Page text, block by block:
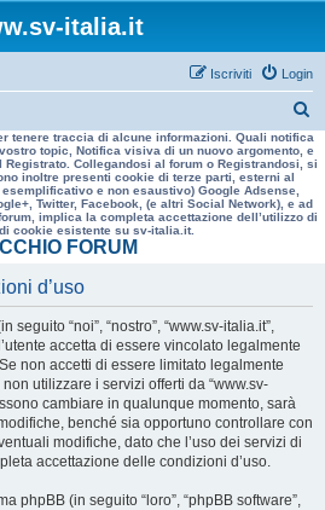
italia.it
Login
Iscriviti
e
r
a
tenere traccia di alcune informazioni. Quali notifica
topic, Notifica visiva di un nuovo argomento, e
Collegandosi al forum o Registrandosi, si
inoltre presenti cookie di terze parti, esterni al
e non esaustivo) Google Adsense,
Twitter, Facebook, (e altri Social Network), e ad
implica la completa accettazione dell’utilizzo di
cookie esistente su sv-italia.it.
FORUM
d’uso
seguito “noi”, “nostro”, “www.sv-italia.it”,
accetta di essere vincolato legalmente
non accetti di essere limitato legalmente
utilizzare i servizi offerti da “www.sv-
cambiare in qualunque momento, sarà
benché sia opportuno controllare con
modifiche, dato che l’uso dei servizi di
accettazione delle condizioni d’uso.
phpBB (in seguito “loro”, “phpBB software”,